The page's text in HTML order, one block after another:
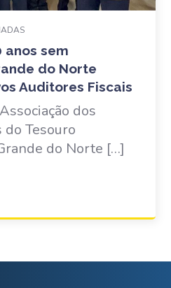
anos sem
do Norte
Auditores Fiscais
dos
Tesouro
do Norte […]